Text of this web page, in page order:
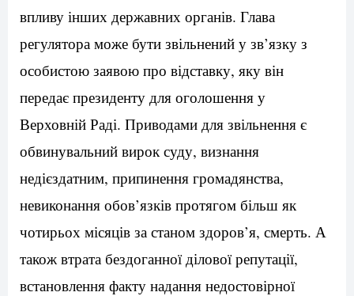
впливу інших державних органів. Глава
регулятора може бути звільнений у зв’язку з
особистою заявою про відставку, яку він
передає президенту для оголошення у
Верховній Раді. Приводами для звільнення є
обвинувальний вирок суду, визнання
недієздатним, припинення громадянства,
невиконання обов’язків протягом більш як
чотирьох місяців за станом здоров’я, смерть. А
також втрата бездоганної ділової репутації,
встановлення факту надання недостовірної